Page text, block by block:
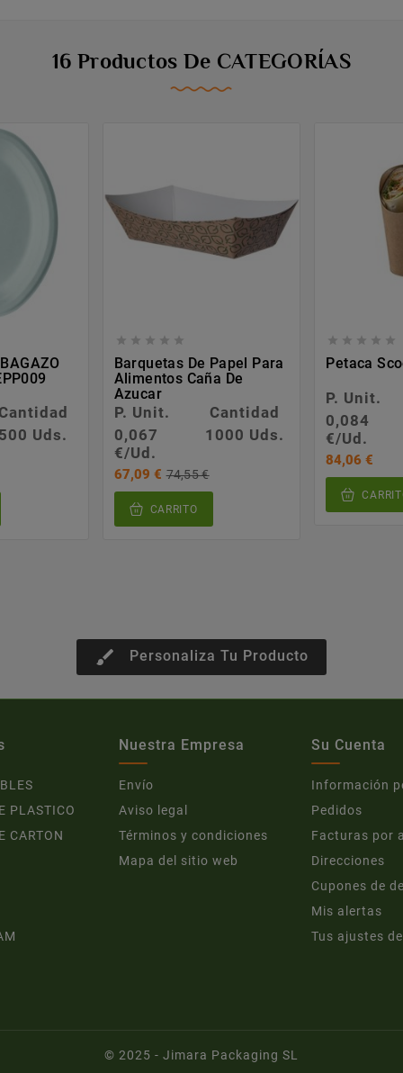
16 Productos De CATEGORÍAS
Cantidad
500 Uds.
    
Barquetas De Papel Para
Alimentos Caña De
Azucar
P. Unit.
Cantidad
0,067
€/Ud.
1000 Uds.
67,09 € 74,55 €
CARRITO
    
Petaca
P. Unit.
0,084
€/Ud.
84,06 €
brush Personaliza Tu Producto
PLASTICO
CARTON
Nuestra Empresa
Envío
Aviso legal
Términos y condiciones
Mapa del sitio web
Su Cuenta
Información
Pedidos
Facturas por
Direcciones
Cupones de
Mis alertas
Tus ajustes
© 2025 - Jimara Packaging SL